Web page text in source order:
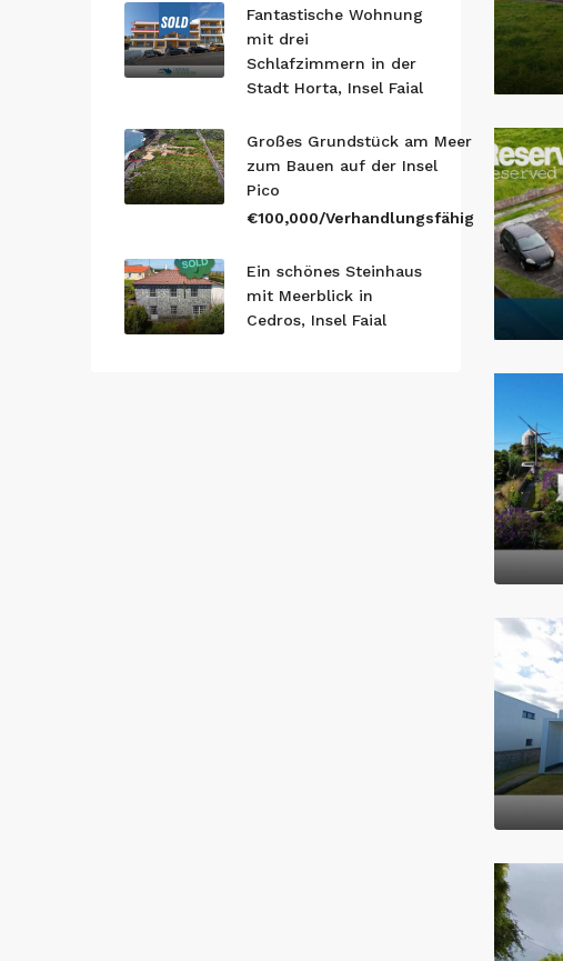
Fantastische Wohnung
mit drei
Schlafzimmern in der
Stadt Horta, Insel Faial
Großes Grundstück am Meer
zum Bauen auf der Insel
Pico
€100,000/Verhandlungsfähig
Ein schönes Steinhaus
mit Meerblick in
Cedros, Insel Faial